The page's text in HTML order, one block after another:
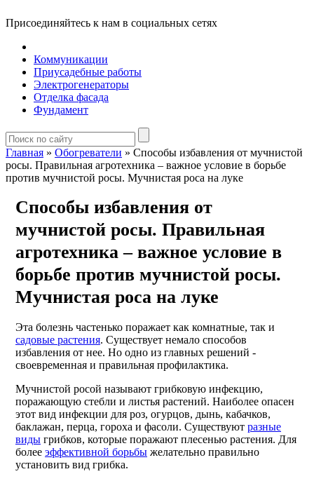
Присоединяйтесь к нам в социальных сетях
Коммуникации
Приусадебные работы
Электрогенераторы
Отделка фасада
Фундамент
Главная » Обогреватели » Способы избавления от мучнистой
росы. Правильная агротехника – важное условие в борьбе
против мучнистой росы. Мучнистая роса на луке
Способы избавления от
мучнистой росы. Правильная
агротехника – важное условие в
борьбе против мучнистой росы.
Мучнистая роса на луке
Эта болезнь частенько поражает как комнатные, так и
садовые растения. Существует немало способов
избавления от нее. Но одно из главных решений -
своевременная и правильная профилактика.
Мучнистой росой называют грибковую инфекцию,
поражающую стебли и листья растений. Наиболее опасен
этот вид инфекции для роз, огурцов, дынь, кабачков,
баклажан, перца, гороха и фасоли. Существуют разные
виды грибков, которые поражают плесенью растения. Для
более эффективной борьбы желательно правильно
установить вид грибка.